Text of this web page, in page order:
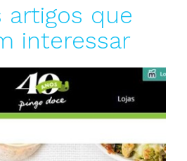
artigos que
interessar